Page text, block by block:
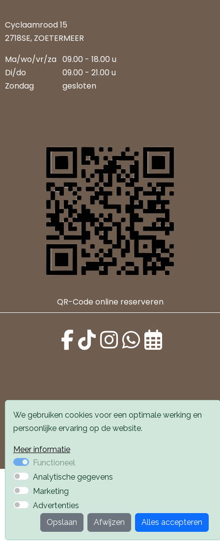
Cyclaamrood 15
2718SE, ZOETERMEER
Ma/wo/vr/za 09.00 - 18.00 u
Di/do
09.00 - 21.00 u
Zondag
gesloten
QR-Code online reserveren
Alle locaties zijn goed bereikbaar met auto en
openbaar vervoer. Er is parkeergelegenheid voor de
deur.
Privacyverklaring
We gebruiken cookies voor een optimale werking en
persoonlijke ervaring op de website.
Meer informatie
Functioneel
Analytische gegevens
Marketing
Advertenties
Alles accepteren
Afwijzen
Opslaan